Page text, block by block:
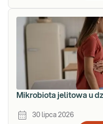
Mikrobiota jelitowa u
30 lipca 2026